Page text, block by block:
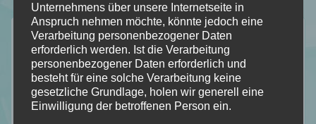
mir
Facebook
mir
auf
Instagram
mir
auf
Pinterest
meinem
Blog
mit
Bloglovin
Der Durchblick
Mein Stapel ungelesener Bücher [SuB]
Meine gelesenen Bücher!
Wer ist Calipa?
Unternehmens über unsere Internetseite in
Anspruch nehmen möchte, könnte jedoch eine
Verarbeitung personenbezogener Daten
erforderlich werden. Ist die Verarbeitung
personenbezogener Daten erforderlich und
besteht für eine solche Verarbeitung keine
gesetzliche Grundlage, holen wir generell eine
Einwilligung der betroffenen Person ein.